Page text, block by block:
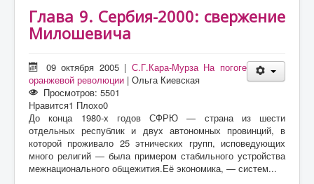
Глава 9. Сербия-2000: свержение
Милошевича
09 октября 2005 | С.Г.Кара-Мурза На погоге
оранжевой революции | Ольга Киевская
Просмотров: 5501
Нравится1 Плохо0
До конца 1980-х годов СФРЮ — страна из шести
отдельных республик и двуx автономных провинций, в
которой проживало 25 этнических групп, исповедующих
много религий — была примером стабильного устройства
межнационального общежития.Её экономика, — систем...